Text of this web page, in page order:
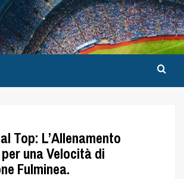
Top: L’Allenamento
una Velocità di
Fulminea.